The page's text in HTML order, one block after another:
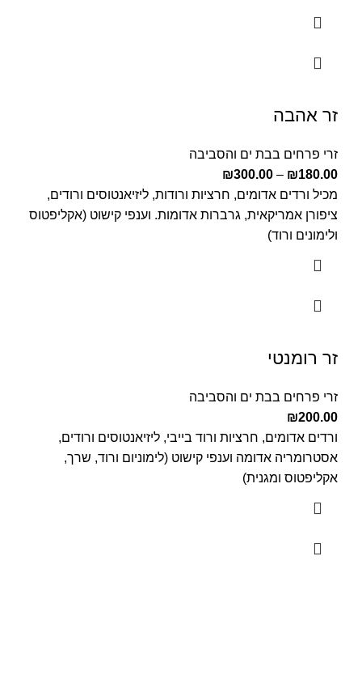
זר אהבה
זרי פרחים בבת ים והסביבה
₪180.00
–
₪300.00
מכיל ורדים אדומים, חרציות ורודות, ליזיאנטוסים ורודים,
ציפורן אמריקאית, גרברות אדומות. וענפי קישוט (אקליפטוס
ולימונים ורוד)
זר רומנטי
זרי פרחים בבת ים והסביבה
₪200.00
ורדים אדומים, חרציות ורוד בייבי, ליזיאנטוסים ורודים,
אסטרומריה אדומה וענפי קישוט (לימוניום ורוד, שרך,
אקליפטוס ומגנית)